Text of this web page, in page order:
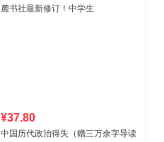
¥37.80
中国历代政治得失（赠三万余字导读